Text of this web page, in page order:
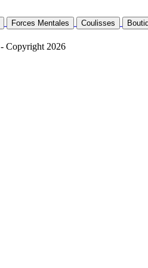
Forces Mentales Coulisses
- Copyright 2026